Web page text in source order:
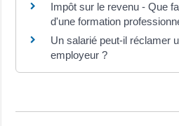
Impôt sur le revenu - Que
d'une formation
Un salarié peut-il réclamer
employeur ?